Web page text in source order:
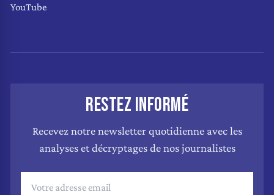
YouTube
RESTEZ INFORMÉ
Recevez notre newsletter quotidienne avec les
analyses et décryptages de nos journalistes